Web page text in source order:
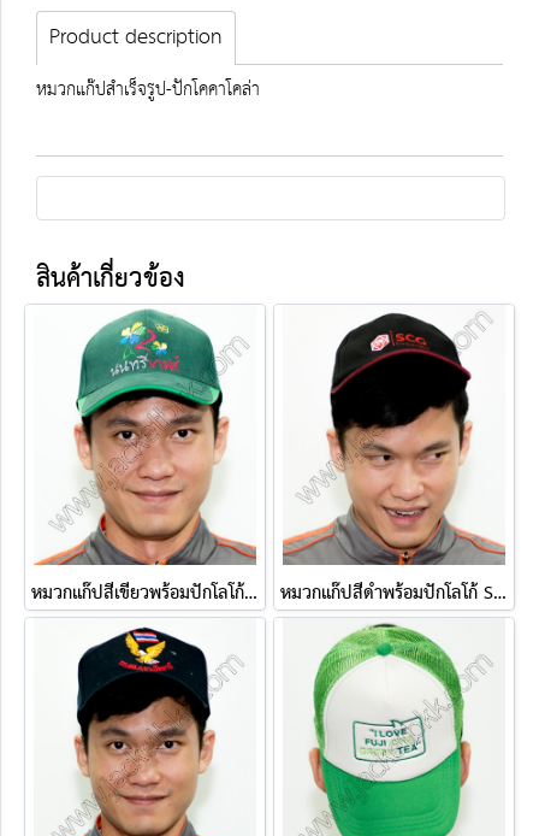
Product description
หมวกแก๊ปสำเร็จรูป-ปักโคคาโคล่า
สินค้าเกี่ยวข้อง
หมวกแก๊ปสีเขียวพร้อมปักโลโก้ นนทรีเกมส์ หมวกแก๊ปสีดำพร้อมปักโลโก้ SCG